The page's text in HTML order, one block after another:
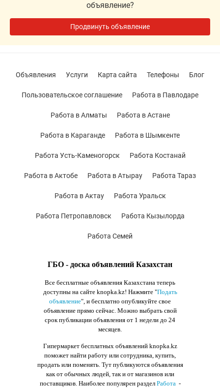
объявление?
Продвинуть объявление
ГБО - доска объявлений Казахстан
Все бесплатные объявления Казахстана теперь
доступны на сайте knopka.kz! Нажмите "Подать
объявление", и бесплатно опубликуйте свое
объявление прямо сейчас. Можно выбрать свой
срок публикации объявления от 1 недели до 24
месяцев.
Гипермаркет бесплатных объявлений knopka.kz
поможет найти работу или сотрудника, купить,
продать или поменять. Тут публикуются объявления
как от обычных людей, так и от магазинов или
поставщиков. Наиболее популярен раздел Работа-
Объявления Услуги Карта сайта Телефоны Блог
Пользовательское соглашение Работа в Павлодаре
Работа в Алматы Работа в Астане
Работа в Караганде Работа в Шымкенте
Работа Усть-Каменогорск Работа Костанай
Работа в Актобе Работа в Атырау Работа Тараз
Работа в Актау Работа Уральск
Работа Петропавловск Работа Кызылорда
Работа Семей